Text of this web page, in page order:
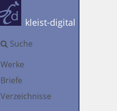
kleist-digital
Suche
Werke
Briefe
Verzeichnisse